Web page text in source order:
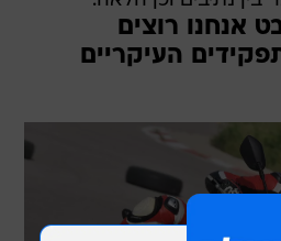
אנחנו רוצים
העיקריים